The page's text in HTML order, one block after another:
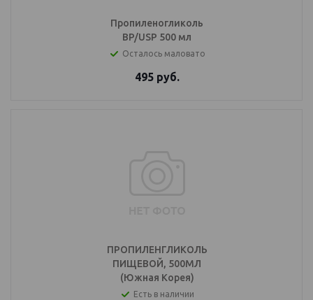
Пропиленогликоль
BP/USP 500 мл
Осталось маловато
495руб.
ПРОПИЛЕНГЛИКОЛЬ
ПИЩЕВОЙ, 500МЛ
(Южная Корея)
Есть в наличии